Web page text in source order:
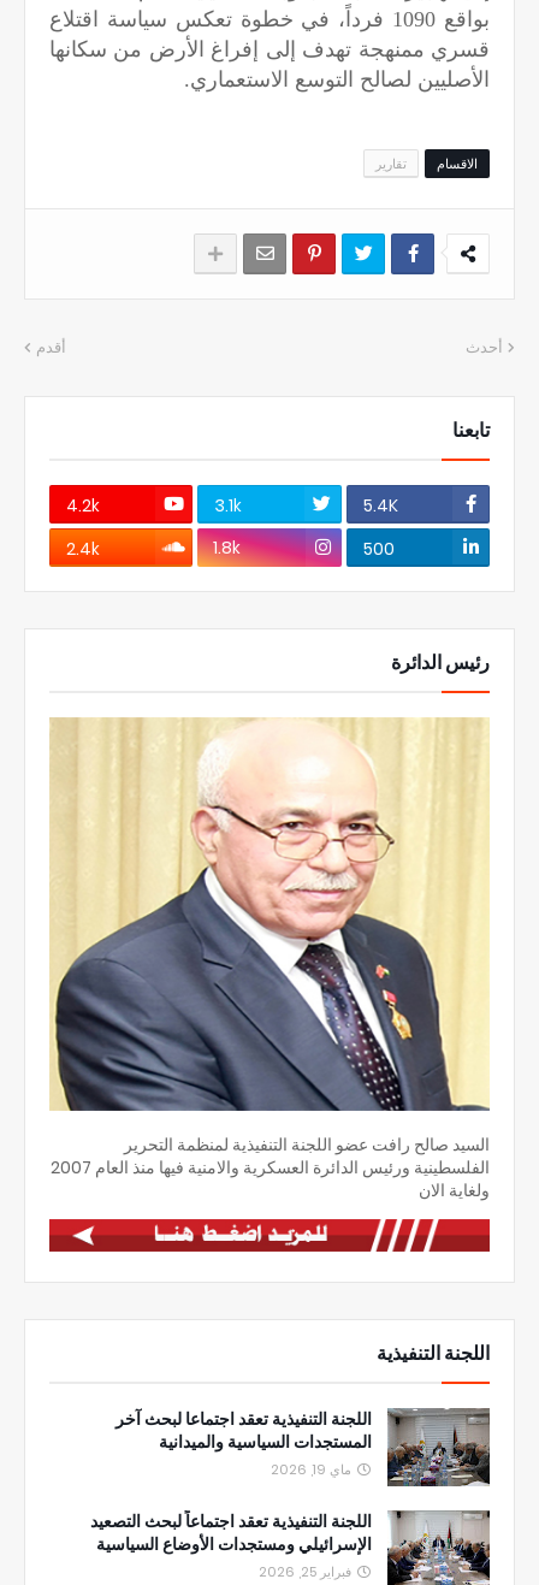
بواقع 1090 فرداً، في خطوة تعكس سياسة اقتلاع
قسري ممنهجة تهدف إلى إفراغ الأرض من سكانها
الأصليين لصالح التوسع الاستعماري.
الاقسام تقارير
أحدث أقدم
تابعنا
5.4K
3.1k
4.2k
500
1.8k
2.4k
رئيس الدائرة
السيد صالح رافت عضو اللجنة التنفيذية لمنظمة التحرير
الفلسطينية ورئيس الدائرة العسكرية والامنية فيها منذ العام 2007
ولغاية الان
اللجنة التنفيذية
اللجنة التنفيذية تعقد اجتماعا لبحث آخر
المستجدات السياسية والميدانية
ماي 19, 2026
اللجنة التنفيذية تعقد اجتماعاً لبحث التصعيد
الإسرائيلي ومستجدات الأوضاع السياسية
فبراير 25, 2026